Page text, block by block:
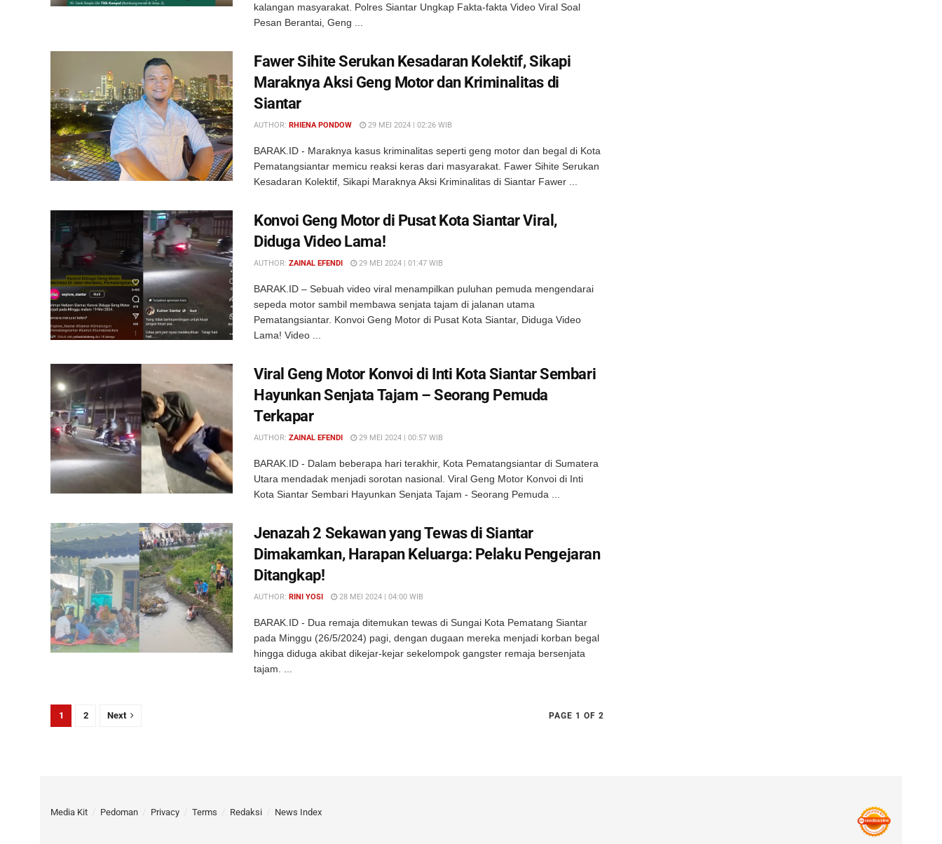
kalangan masyarakat. Polres Siantar Ungkap Fakta-fakta Video Viral Soal
Pesan Berantai, Geng ...
Fawer Sihite Serukan Kesadaran Kolektif, Sikapi
Maraknya Aksi Geng Motor dan Kriminalitas di
Siantar
AUTHOR: RHIENA PONDOW 29 MEI 2024 | 02:26 WIB
BARAK.ID - Maraknya kasus kriminalitas seperti geng motor dan begal di Kota
Pematangsiantar memicu reaksi keras dari masyarakat. Fawer Sihite Serukan
Kesadaran Kolektif, Sikapi Maraknya Aksi Kriminalitas di Siantar Fawer ...
Konvoi Geng Motor di Pusat Kota Siantar Viral,
Diduga Video Lama!
AUTHOR: ZAINAL EFENDI 29 MEI 2024 | 01:47 WIB
BARAK.ID – Sebuah video viral menampilkan puluhan pemuda mengendarai
sepeda motor sambil membawa senjata tajam di jalanan utama
Pematangsiantar. Konvoi Geng Motor di Pusat Kota Siantar, Diduga Video
Lama! Video ...
Viral Geng Motor Konvoi di Inti Kota Siantar Sembari
Hayunkan Senjata Tajam – Seorang Pemuda
Terkapar
AUTHOR: ZAINAL EFENDI 29 MEI 2024 | 00:57 WIB
BARAK.ID - Dalam beberapa hari terakhir, Kota Pematangsiantar di Sumatera
Utara mendadak menjadi sorotan nasional. Viral Geng Motor Konvoi di Inti
Kota Siantar Sembari Hayunkan Senjata Tajam - Seorang Pemuda ...
Jenazah 2 Sekawan yang Tewas di Siantar
Dimakamkan, Harapan Keluarga: Pelaku Pengejaran
Ditangkap!
AUTHOR: RINI YOSI 28 MEI 2024 | 04:00 WIB
BARAK.ID - Dua remaja ditemukan tewas di Sungai Kota Pematang Siantar
pada Minggu (26/5/2024) pagi, dengan dugaan mereka menjadi korban begal
hingga diduga akibat dikejar-kejar sekelompok gangster remaja bersenjata
tajam. ...
PAGE 1 OF 2
1 2 Next
Media Kit Pedoman Privacy Terms Redaksi News Index